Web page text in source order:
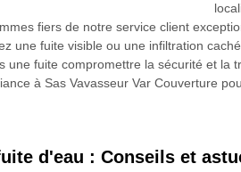
fiers de notre service client
une fuite visible ou une infiltration
une fuite compromettre la sécurité et la
à Sas Vavasseur Var Couverture
d'eau : Conseils et